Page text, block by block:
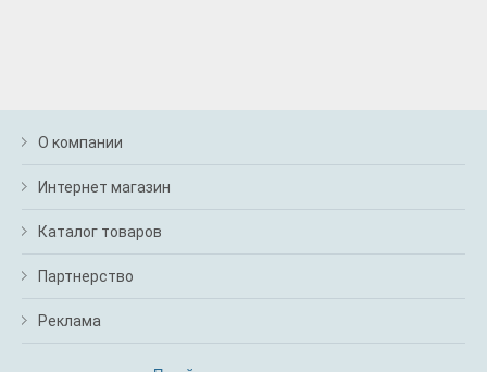
О компании
Интернет магазин
Каталог товаров
Партнерство
Реклама